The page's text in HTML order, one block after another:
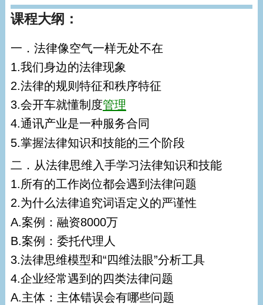
课程大纲：
一．法律像空气一样无处不在
1.我们身边的法律现象
2.法律的规则特征和秩序特征
3.会开车就懂制度管理
4.通讯产业是一种服务合同
5.掌握法律知识和技能的三个阶段
二．从法律思维入手学习法律知识和技能
1.所有的工作岗位都会遇到法律问题
2.为什么法律追究词语定义的严谨性
A.案例：融资8000万
B.案例：委托代理人
3.法律思维模型和“四维法眼”分析工具
4.企业经常遇到的四类法律问题
A.主体：主体错误会有哪些问题